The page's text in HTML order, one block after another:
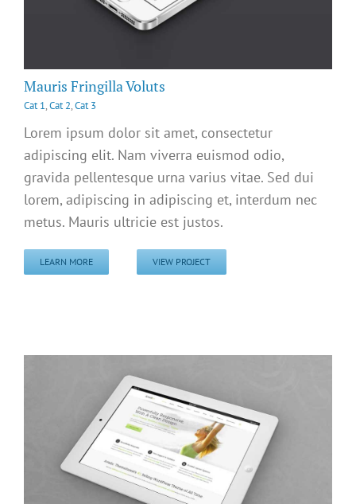
Mauris Fringilla Voluts
Cat 1,Cat 2,Cat 3
Lorem ipsum dolor sit amet, consectetur
adipiscing elit. Nam viverra euismod odio,
gravida pellentesque urna varius vitae. Sed dui
lorem, adipiscing in adipiscing et, interdum nec
metus. Mauris ultricie est justos.
LEARN MORE VIEW PROJECT